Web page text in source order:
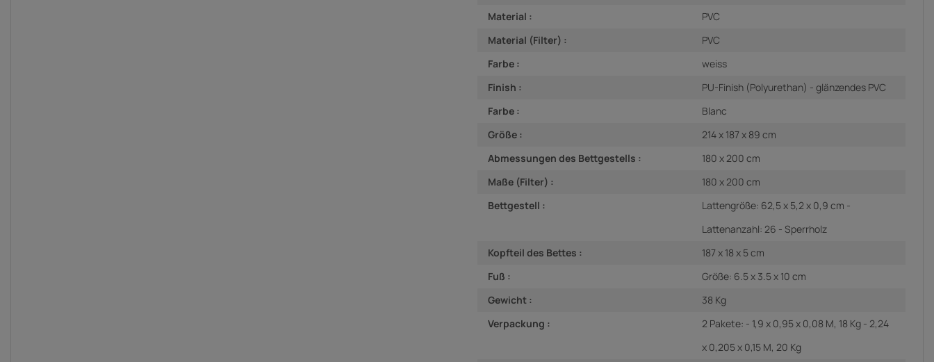
Material :
PVC
Material (Filter) :
PVC
Farbe :
weiss
Finish :
PU-Finish (Polyurethan) - glänzendes PVC
Farbe :
Blanc
Größe :
214 x 187 x 89 cm
Abmessungen des Bettgestells :
180 x 200 cm
Maße (Filter) :
180 x 200 cm
Bettgestell :
Lattengröße: 62,5 x 5,2 x 0,9 cm -
Lattenanzahl: 26 - Sperrholz
Kopfteil des Bettes :
187 x 18 x 5 cm
Fuß :
Größe: 6.5 x 3.5 x 10 cm
Gewicht :
38 Kg
Verpackung :
2 Pakete: - 1,9 x 0,95 x 0,08 M, 18 Kg - 2,24
x 0,205 x 0,15 M, 20 Kg